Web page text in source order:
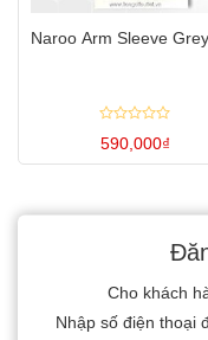
Naroo Arm Sleeve Grey
xếp
hạng
590,000₫
Sản
biến
Cho khách
Nhập số điện thoại